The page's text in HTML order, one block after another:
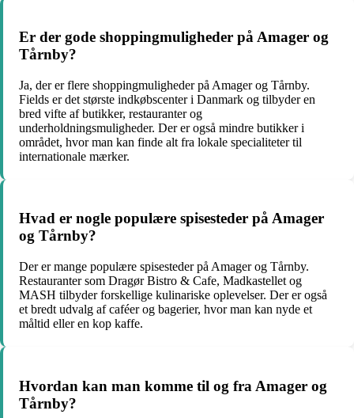
Er der gode shoppingmuligheder på Amager og
Tårnby?
Ja, der er flere shoppingmuligheder på Amager og Tårnby.
Fields er det største indkøbscenter i Danmark og tilbyder en
bred vifte af butikker, restauranter og
underholdningsmuligheder. Der er også mindre butikker i
området, hvor man kan finde alt fra lokale specialiteter til
internationale mærker.
Hvad er nogle populære spisesteder på Amager
og Tårnby?
Der er mange populære spisesteder på Amager og Tårnby.
Restauranter som Dragør Bistro & Cafe, Madkastellet og
MASH tilbyder forskellige kulinariske oplevelser. Der er også
et bredt udvalg af caféer og bagerier, hvor man kan nyde et
måltid eller en kop kaffe.
Hvordan kan man komme til og fra Amager og
Tårnby?